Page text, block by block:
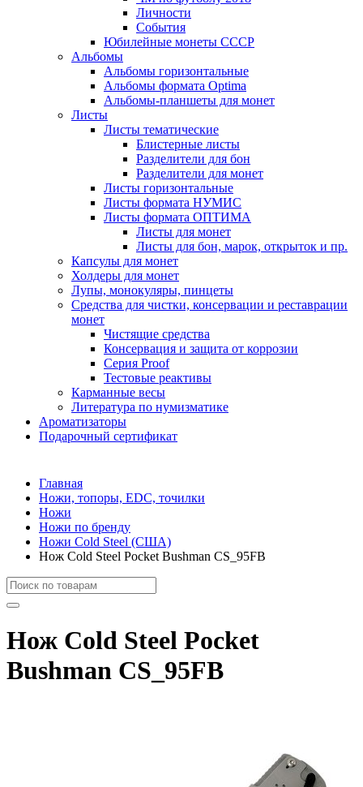
Личности
События
Юбилейные монеты СССР
Альбомы
Альбомы горизонтальные
Альбомы формата Optima
Альбомы-планшеты для монет
Листы
Листы тематические
Блистерные листы
Разделители для бон
Разделители для монет
Листы горизонтальные
Листы формата НУМИС
Листы формата ОПТИМА
Листы для монет
Листы для бон, марок, открыток и пр.
Капсулы для монет
Холдеры для монет
Лупы, монокуляры, пинцеты
Средства для чистки, консервации и реставрации
монет
Чистящие средства
Консервация и защита от коррозии
Серия Proof
Тестовые реактивы
Карманные весы
Литература по нумизматике
Ароматизаторы
Подарочный сертификат
Главная
Ножи, топоры, EDC, точилки
Ножи
Ножи по бренду
Ножи Cold Steel (США)
Нож Cold Steel Pocket Bushman CS_95FB
Нож Cold Steel Pocket
Bushman CS_95FB